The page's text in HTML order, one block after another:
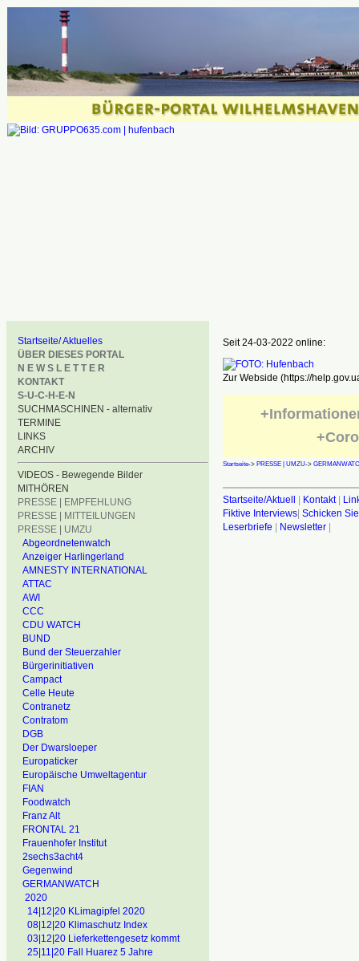
Startseite/ Aktuelles
ÜBER DIESES PORTAL
N E W S L E T T E R
KONTAKT
S-U-C-H-E-N
SUCHMASCHINEN - alternativ
TERMINE
LINKS
ARCHIV
VIDEOS - Bewegende Bilder
MITHÖREN
PRESSE | EMPFEHLUNG
PRESSE | MITTEILUNGEN
PRESSE | UMZU
Abgeordnetenwatch
Anzeiger Harlingerland
AMNESTY INTERNATIONAL
ATTAC
AWI
CCC
CDU WATCH
BUND
Bund der Steuerzahler
Bürgerinitiativen
Campact
Celle Heute
Contranetz
Contratom
DGB
Der Dwarsloeper
Europaticker
Europäische Umweltagentur
FIAN
Foodwatch
Franz Alt
FRONTAL 21
Frauenhofer Institut
2sechs3acht4
Gegenwind
GERMANWATCH
2020
14|12|20 KLimagipfel 2020
08|12|20 Klimaschutz Index
03|12|20 Lieferkettengesetz kommt
25|11|20 Fall Huarez 5 Jahre
Seit 24-03-2022 online:
Zur Webside (https://
Startseite-> PRESSE | UMZU->
Startseite/Aktuell Kontakt|
Fiktive Interviews| Schicken
Leserbriefe
Newsletter|